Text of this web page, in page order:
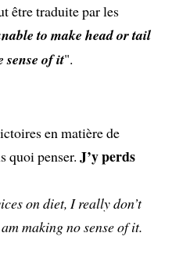
être traduite par les
to make head or tail
sense of it".
en matière de
quoi penser. J’y perds
on diet, I really don’t
making no sense of it.